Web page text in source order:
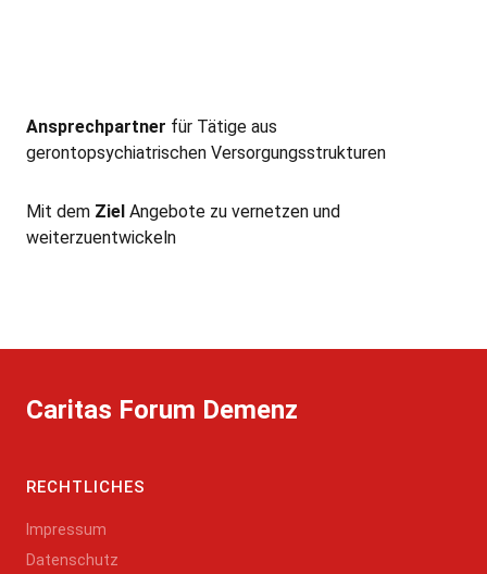
Ansprechpartner für Tätige aus
gerontopsychiatrischen Versorgungsstrukturen
Mit dem Ziel Angebote zu vernetzen und
weiterzuentwickeln
Caritas Forum Demenz
RECHTLICHES
Impressum
Datenschutz